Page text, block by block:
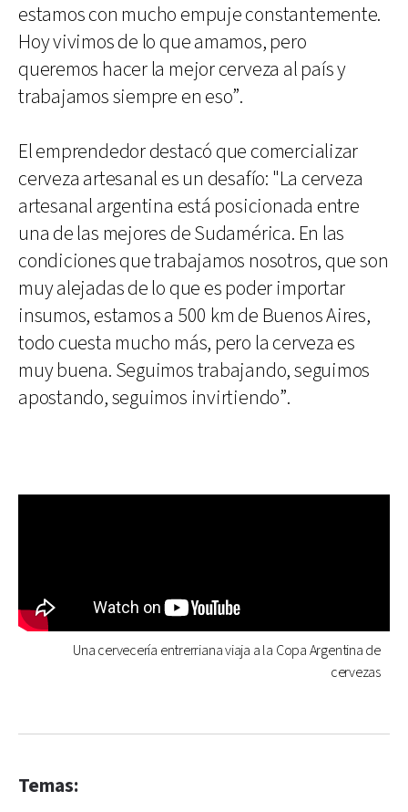
estamos con mucho empuje constantemente.
Hoy vivimos de lo que amamos, pero
queremos hacer la mejor cerveza al país y
trabajamos siempre en eso”.
El emprendedor destacó que comercializar
cerveza artesanal es un desafío: "La cerveza
artesanal argentina está posicionada entre
una de las mejores de Sudamérica. En las
condiciones que trabajamos nosotros, que son
muy alejadas de lo que es poder importar
insumos, estamos a 500 km de Buenos Aires,
todo cuesta mucho más, pero la cerveza es
muy buena. Seguimos trabajando, seguimos
apostando, seguimos invirtiendo”.
Una cervecería entrerriana viaja a la Copa Argentina de
cervezas
Temas: